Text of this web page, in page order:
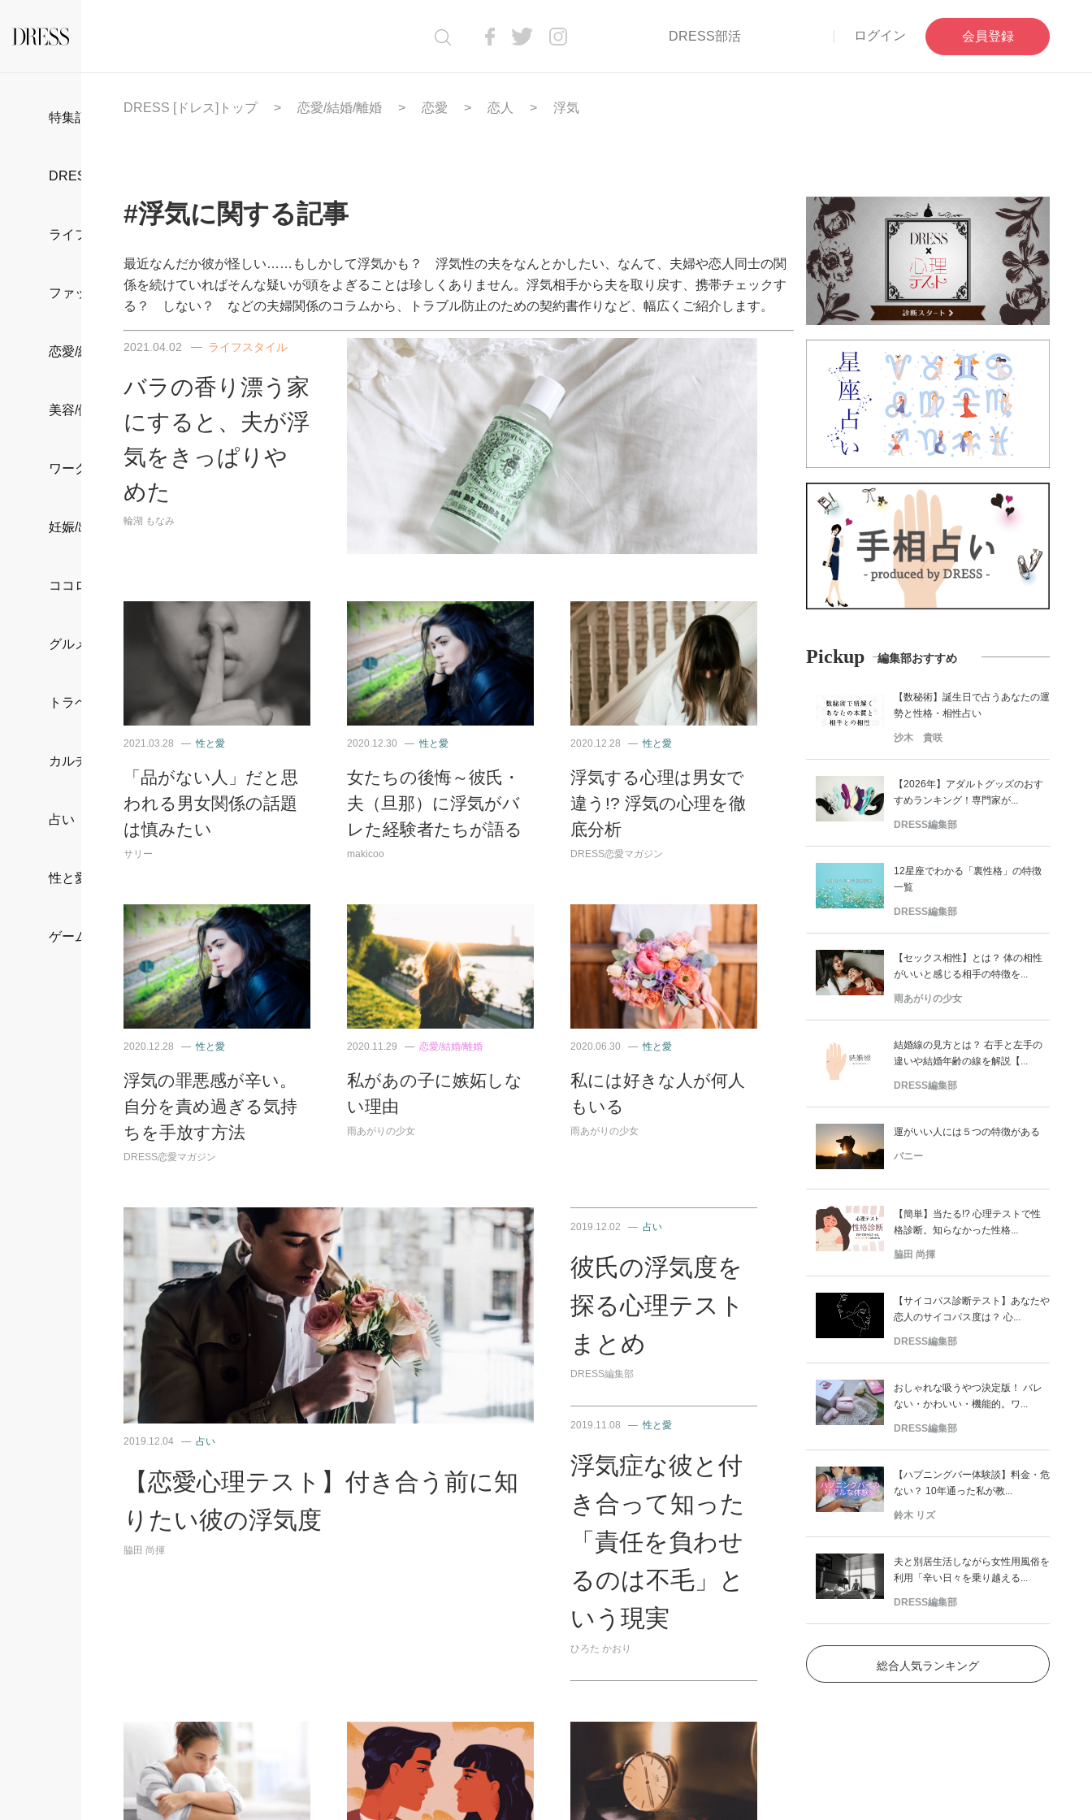
DRESS部活 ログイン 会員登録
特集記事
DRESS部活
ライフスタイル
ファッション
恋愛/結婚/離婚
美容/健康
ワークスタイル
妊娠/出産/家族
ココロ/カラダ
グルメ
トラベル
カルチャー/エンタメ
占い
性と愛
ゲーム
DRESS [ドレス]トップ 恋愛/結婚/離婚 恋愛 恋人 浮気
#浮気に関する記事
最近なんだか彼が怪しい……もしかして浮気かも？ 浮気性の夫をなんとかしたい、なんて、夫婦や恋人同士の関
係を続けていればそんな疑いが頭をよぎることは珍しくありません。浮気相手から夫を取り戻す、携帯チェックす
る？ しない？ などの夫婦関係のコラムから、トラブル防止のための契約書作りなど、幅広くご紹介します。
2021.04.02 ライフスタイル
バラの香り漂う家
にすると、夫が浮
気をきっぱりや
めた
輪湖 もなみ
2021.03.28 性と愛
「品がない人」だと思
われる男女関係の話題
は慎みたい
サリー
2020.12.30 性と愛
女たちの後悔～彼氏・
夫（旦那）に浮気がバ
レた経験者たちが語る
makicoo
2020.12.28 性と愛
浮気する心理は男女で
違う!? 浮気の心理を徹
底分析
DRESS恋愛マガジン
2020.12.28 性と愛
浮気の罪悪感が辛い。
自分を責め過ぎる気持
ちを手放す方法
DRESS恋愛マガジン
2020.11.29 恋愛/結婚/離婚
私があの子に嫉妬しな
い理由
雨あがりの少女
2020.06.30 性と愛
私には好きな人が何人
もいる
雨あがりの少女
2019.12.04 占い
【恋愛心理テスト】付き合う前に知
りたい彼の浮気度
脇田 尚揮
2019.12.02 占い
彼氏の浮気度を
探る心理テスト
まとめ
DRESS編集部
2019.11.08 性と愛
浮気症な彼と付
き合って知った
「責任を負わせ
るのは不毛」と
いう現実
ひろた かおり
Pickup 編集部おすすめ
【数秘術】誕生日で占うあなたの運
勢と性格・相性占い
沙木 貴咲
【2026年】アダルトグッズのおす
すめランキング！専門家が...
DRESS編集部
12星座でわかる「裏性格」の特徴
一覧
DRESS編集部
【セックス相性】とは？ 体の相性
がいいと感じる相手の特徴を...
雨あがりの少女
結婚線の見方とは？ 右手と左手の
違いや結婚年齢の線を解説【...
DRESS編集部
運がいい人には５つの特徴がある
バニー
【簡単】当たる!? 心理テストで性
格診断。知らなかった性格...
脇田 尚揮
【サイコパス診断テスト】あなたや
恋人のサイコパス度は？ 心...
DRESS編集部
おしゃれな吸うやつ決定版！ バレ
ない・かわいい・機能的。ワ...
DRESS編集部
【ハプニングバー体験談】料金・危
ない？ 10年通った私が教...
鈴木 リズ
夫と別居生活しながら女性用風俗を
利用「辛い日々を乗り越える...
DRESS編集部
総合人気ランキング